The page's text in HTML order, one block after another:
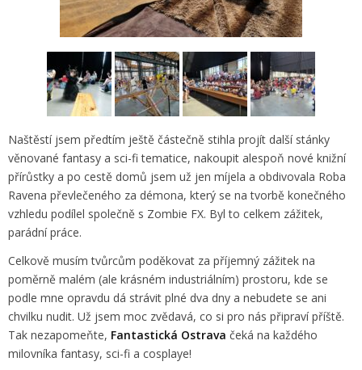
Naštěstí jsem předtím ještě částečně stihla projít další stánky
věnované fantasy a sci-fi tematice, nakoupit alespoň nové knižní
přírůstky a po cestě domů jsem už jen míjela a obdivovala Roba
Ravena převlečeného za démona, který se na tvorbě konečného
vzhledu podílel společně s Zombie FX. Byl to celkem zážitek,
parádní práce.
Celkově musím tvůrcům poděkovat za příjemný zážitek na
poměrně malém (ale krásném industriálním) prostoru, kde se
podle mne opravdu dá strávit plné dva dny a nebudete se ani
chvilku nudit. Už jsem moc zvědavá, co si pro nás připraví příště.
Tak nezapomeňte, Fantastická Ostrava čeká na každého
milovníka fantasy, sci-fi a cosplaye!